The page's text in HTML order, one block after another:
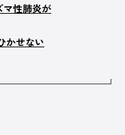
性肺炎が
かせない